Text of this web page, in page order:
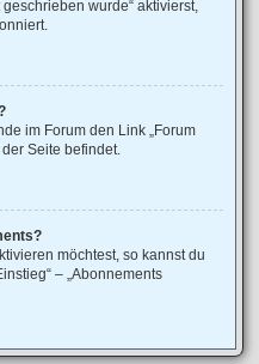
wurde“ aktivierst,
im Forum den Link „Forum
Seite befindet.
möchtest, so kannst du
– „Abonnements